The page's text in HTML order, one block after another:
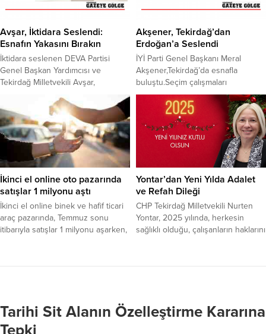
planlanıyor. AK Parti eski milletvekili
planlanan Düzenli Depolama Tesisi
için 12 Mayıs Cuma...
Postmodern Darbesinin yıl
zamanlı basın açıklamasında
bulundu.AK Parti Tekirdağ ...
Avşar, İktidara Seslendi:
Esnafın Yakasını Bırakın
İktidara seslenen DEVA Partisi
Genel Başkan Yardımcısı ve
Tekirdağ Milletvekili Avşar,
paranın faizini arttırarak mı
toparlayacaksınız” dedi. Esnaf
kredisine ilişkin faiz oranlarındaki
artışı eleştiren Avşar, Tekirdağ’da
50 bini aşkın esnafın adına iktidara
sorduğunu belirterek şunları
kaydetti: “Esnaf sattığının yerine
yenisini koyamazken, birikmiş
borçlarını ödemekte zorlanırken,
Akşener, Tekirdağ’dan
Erdoğan’a Seslendi
İYİ Parti Genel Başkanı Meral
Akşener,Tekirdağ’da esnafla
buluştu.Seçim çalışmaları
kapsamında Tekirdağ’ın
Marmaraereğlisi, Muratlı ve
Hayrabolu ilçelerinde esnaf
ziyaretleri gerçekleştiren Akşener,
partisinin belediye başkan
adaylarına destek istedi. Erdoğan’a
da seslenen Akşener, emekliler ve
atanamayan öğretmenlerin
durumunu yakından takip ettiklerini
belirterek, hükümeti eleştirdi.
Tekirdağ programına
Marmaraereğlisi ilçesinden
başlayan Akşener, esnafı ziyaret
İkinci el online oto pazarında
satışlar 1 milyonu aştı
İkinci el online binek ve hafif ticari
araç pazarında, Temmuz sonu
itibarıyla satışlar 1 milyonu aşarken,
Yontar’dan Yeni Yılda Adalet
ve Refah Dileği
CHP Tekirdağ Milletvekili Nurten
Yontar, 2025 yılında, herkesin
sağlıklı olduğu, çalışanların haklarını
enflasyon, hayat pahalılığı,
Tarihi Sit Alanın Özelleştirme Kararına
Tepki